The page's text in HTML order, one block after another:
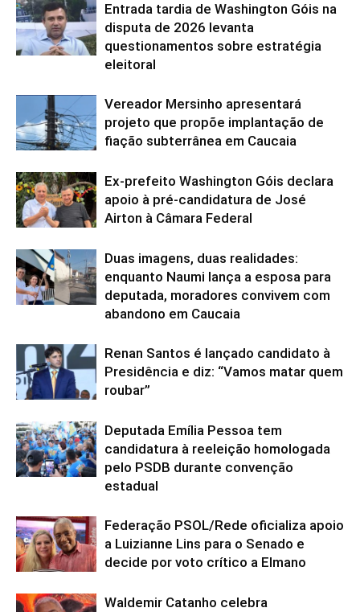
Entrada tardia de Washington Góis na
disputa de 2026 levanta
questionamentos sobre estratégia
eleitoral
Vereador Mersinho apresentará
projeto que propõe implantação de
fiação subterrânea em Caucaia
Ex-prefeito Washington Góis declara
apoio à pré-candidatura de José
Airton à Câmara Federal
Duas imagens, duas realidades:
enquanto Naumi lança a esposa para
deputada, moradores convivem com
abandono em Caucaia
Renan Santos é lançado candidato à
Presidência e diz: “Vamos matar quem
roubar”
Deputada Emília Pessoa tem
candidatura à reeleição homologada
pelo PSDB durante convenção
estadual
Federação PSOL/Rede oficializa apoio
a Luizianne Lins para o Senado e
decide por voto crítico a Elmano
Waldemir Catanho celebra